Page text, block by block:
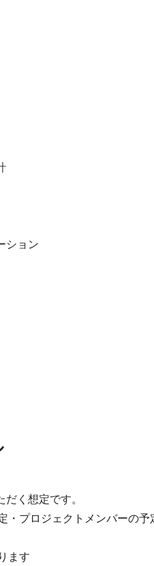
ション
く想定です。
・プロジェクトメンバーの
ます